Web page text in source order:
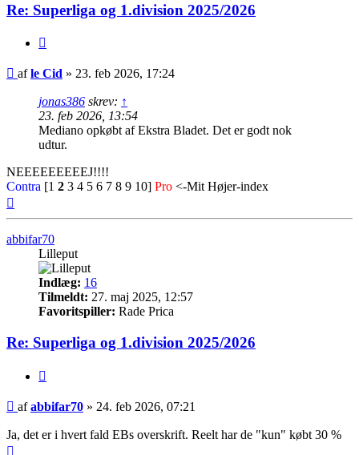
Re: Superliga og 1.division 2025/2026
Indlæg
afle Cid » 23. feb 2026, 17:24
jonas386 skrev: ↑
23. feb 2026, 13:54
Mediano opkøbt af Ekstra Bladet. Det er godt nok
udtur.
NEEEEEEEEEJ!!!!
Contra [1 2 3 4 5 6 7 8 9 10] Pro <-Mit Højer-index
abbifar70
Lilleput
Indlæg: 16
Tilmeldt: 27. maj 2025, 12:57
Favoritspiller: Rade Prica
Re: Superliga og 1.division 2025/2026
Indlæg
afabbifar70 » 24. feb 2026, 07:21
Ja, det er i hvert fald EBs overskrift. Reelt har de "kun" købt 30 %